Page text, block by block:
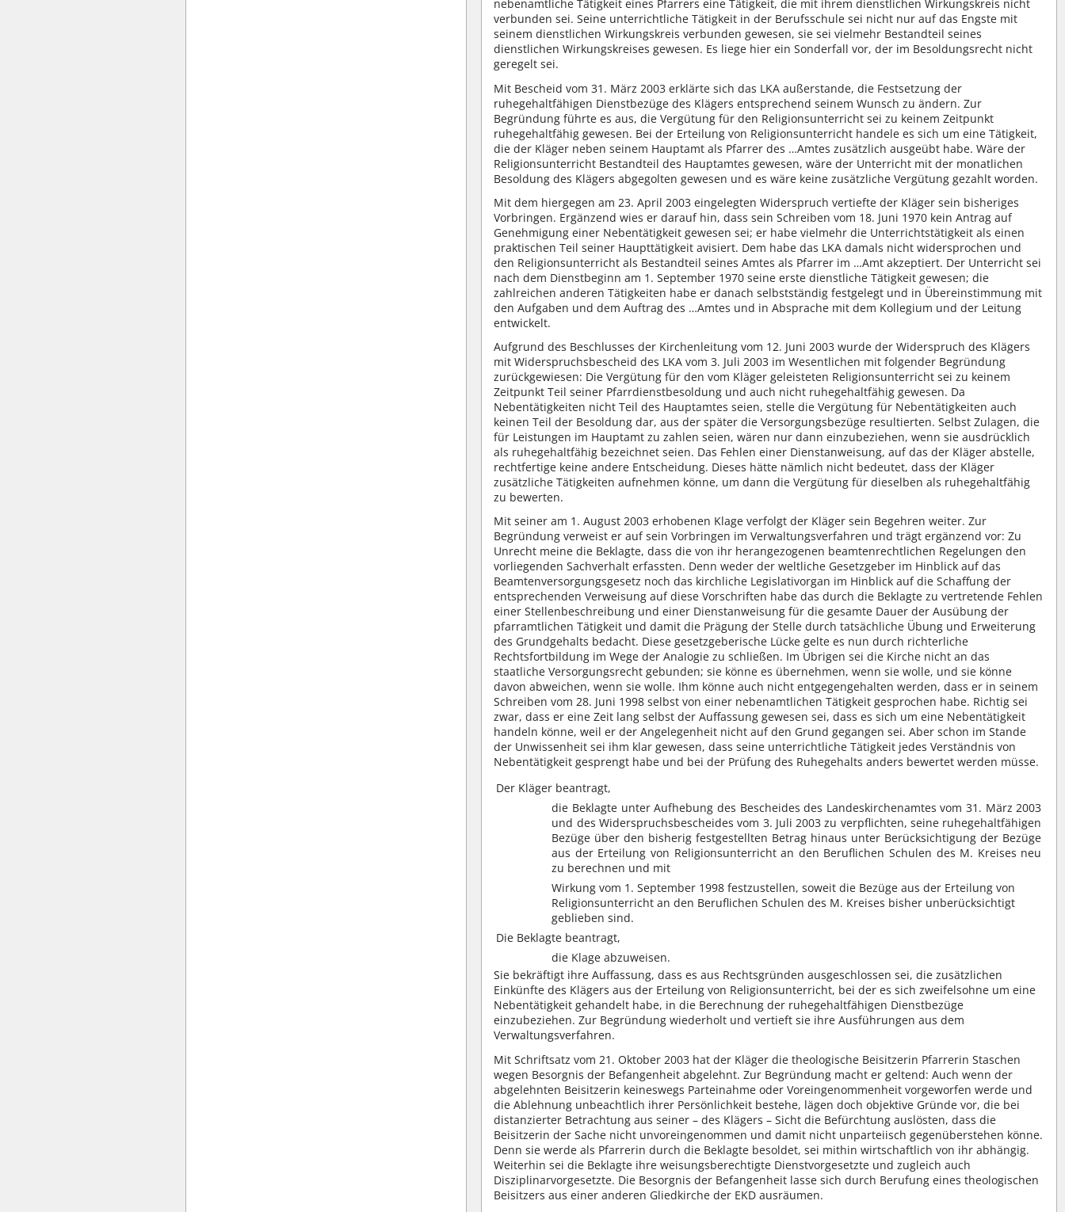
nebenamtliche Tätigkeit eines Pfarrers eine Tätigkeit, die mit ihrem dienstlichen Wirkungskreis nicht
verbunden sei. Seine unterrichtliche Tätigkeit in der Berufsschule sei nicht nur auf das Engste mit
seinem dienstlichen Wirkungskreis verbunden gewesen, sie sei vielmehr Bestandteil seines
dienstlichen Wirkungskreises gewesen. Es liege hier ein Sonderfall vor, der im Besoldungsrecht nicht
geregelt sei.
Mit Bescheid vom 31. März 2003 erklärte sich das LKA außerstande, die Festsetzung der
ruhegehaltfähigen Dienstbezüge des Klägers entsprechend seinem Wunsch zu ändern. Zur
Begründung führte es aus, die Vergütung für den Religionsunterricht sei zu keinem Zeitpunkt
ruhegehaltfähig gewesen. Bei der Erteilung von Religionsunterricht handele es sich um eine Tätigkeit,
die der Kläger neben seinem Hauptamt als Pfarrer des …Amtes zusätzlich ausgeübt habe. Wäre der
Religionsunterricht Bestandteil des Hauptamtes gewesen, wäre der Unterricht mit der monatlichen
Besoldung des Klägers abgegolten gewesen und es wäre keine zusätzliche Vergütung gezahlt worden.
Mit dem hiergegen am 23. April 2003 eingelegten Widerspruch vertiefte der Kläger sein bisheriges
Vorbringen. Ergänzend wies er darauf hin, dass sein Schreiben vom 18. Juni 1970 kein Antrag auf
Genehmigung einer Nebentätigkeit gewesen sei; er habe vielmehr die Unterrichtstätigkeit als einen
praktischen Teil seiner Haupttätigkeit avisiert. Dem habe das LKA damals nicht widersprochen und
den Religionsunterricht als Bestandteil seines Amtes als Pfarrer im …Amt akzeptiert. Der Unterricht sei
nach dem Dienstbeginn am 1. September 1970 seine erste dienstliche Tätigkeit gewesen; die
zahlreichen anderen Tätigkeiten habe er danach selbstständig festgelegt und in Übereinstimmung mit
den Aufgaben und dem Auftrag des …Amtes und in Absprache mit dem Kollegium und der Leitung
entwickelt.
Aufgrund des Beschlusses der Kirchenleitung vom 12. Juni 2003 wurde der Widerspruch des Klägers
mit Widerspruchsbescheid des LKA vom 3. Juli 2003 im Wesentlichen mit folgender Begründung
zurückgewiesen: Die Vergütung für den vom Kläger geleisteten Religionsunterricht sei zu keinem
Zeitpunkt Teil seiner Pfarrdienstbesoldung und auch nicht ruhegehaltfähig gewesen. Da
Nebentätigkeiten nicht Teil des Hauptamtes seien, stelle die Vergütung für Nebentätigkeiten auch
keinen Teil der Besoldung dar, aus der später die Versorgungsbezüge resultierten. Selbst Zulagen, die
für Leistungen im Hauptamt zu zahlen seien, wären nur dann einzubeziehen, wenn sie ausdrücklich
als ruhegehaltfähig bezeichnet seien. Das Fehlen einer Dienstanweisung, auf das der Kläger abstelle,
rechtfertige keine andere Entscheidung. Dieses hätte nämlich nicht bedeutet, dass der Kläger
zusätzliche Tätigkeiten aufnehmen könne, um dann die Vergütung für dieselben als ruhegehaltfähig
zu bewerten.
Mit seiner am 1. August 2003 erhobenen Klage verfolgt der Kläger sein Begehren weiter. Zur
Begründung verweist er auf sein Vorbringen im Verwaltungsverfahren und trägt ergänzend vor: Zu
Unrecht meine die Beklagte, dass die von ihr herangezogenen beamtenrechtlichen Regelungen den
vorliegenden Sachverhalt erfassten. Denn weder der weltliche Gesetzgeber im Hinblick auf das
Beamtenversorgungsgesetz noch das kirchliche Legislativorgan im Hinblick auf die Schaffung der
entsprechenden Verweisung auf diese Vorschriften habe das durch die Beklagte zu vertretende Fehlen
einer Stellenbeschreibung und einer Dienstanweisung für die gesamte Dauer der Ausübung der
pfarramtlichen Tätigkeit und damit die Prägung der Stelle durch tatsächliche Übung und Erweiterung
des Grundgehalts bedacht. Diese gesetzgeberische Lücke gelte es nun durch richterliche
Rechtsfortbildung im Wege der Analogie zu schließen. Im Übrigen sei die Kirche nicht an das
staatliche Versorgungsrecht gebunden; sie könne es übernehmen, wenn sie wolle, und sie könne
davon abweichen, wenn sie wolle. Ihm könne auch nicht entgegengehalten werden, dass er in seinem
Schreiben vom 28. Juni 1998 selbst von einer nebenamtlichen Tätigkeit gesprochen habe. Richtig sei
zwar, dass er eine Zeit lang selbst der Auffassung gewesen sei, dass es sich um eine Nebentätigkeit
handeln könne, weil er der Angelegenheit nicht auf den Grund gegangen sei. Aber schon im Stande
der Unwissenheit sei ihm klar gewesen, dass seine unterrichtliche Tätigkeit jedes Verständnis von
Nebentätigkeit gesprengt habe und bei der Prüfung des Ruhegehalts anders bewertet werden müsse.
Der Kläger beantragt,
die Beklagte unter Aufhebung des Bescheides des Landeskirchenamtes vom 31. März 2003
und des Widerspruchsbescheides vom 3. Juli 2003 zu verpflichten, seine ruhegehaltfähigen
Bezüge über den bisherig festgestellten Betrag hinaus unter Berücksichtigung der Bezüge
aus der Erteilung von Religionsunterricht an den Beruflichen Schulen des M. Kreises neu
zu berechnen und mit
Wirkung vom 1. September 1998 festzustellen, soweit die Bezüge aus der Erteilung von
Religionsunterricht an den Beruflichen Schulen des M. Kreises bisher unberücksichtigt
geblieben sind.
Die Beklagte beantragt,
die Klage abzuweisen.
Sie bekräftigt ihre Auffassung, dass es aus Rechtsgründen ausgeschlossen sei, die zusätzlichen
Einkünfte des Klägers aus der Erteilung von Religionsunterricht, bei der es sich zweifelsohne um eine
Nebentätigkeit gehandelt habe, in die Berechnung der ruhegehaltfähigen Dienstbezüge
einzubeziehen. Zur Begründung wiederholt und vertieft sie ihre Ausführungen aus dem
Verwaltungsverfahren.
Mit Schriftsatz vom 21. Oktober 2003 hat der Kläger die theologische Beisitzerin Pfarrerin Staschen
wegen Besorgnis der Befangenheit abgelehnt. Zur Begründung macht er geltend: Auch wenn der
abgelehnten Beisitzerin keineswegs Parteinahme oder Voreingenommenheit vorgeworfen werde und
die Ablehnung unbeachtlich ihrer Persönlichkeit bestehe, lägen doch objektive Gründe vor, die bei
distanzierter Betrachtung aus seiner – des Klägers – Sicht die Befürchtung auslösten, dass die
Beisitzerin der Sache nicht unvoreingenommen und damit nicht unparteiisch gegenüberstehen könne.
Denn sie werde als Pfarrerin durch die Beklagte besoldet, sei mithin wirtschaftlich von ihr abhängig.
Weiterhin sei die Beklagte ihre weisungsberechtigte Dienstvorgesetzte und zugleich auch
Disziplinarvorgesetzte. Die Besorgnis der Befangenheit lasse sich durch Berufung eines theologischen
Beisitzers aus einer anderen Gliedkirche der EKD ausräumen.